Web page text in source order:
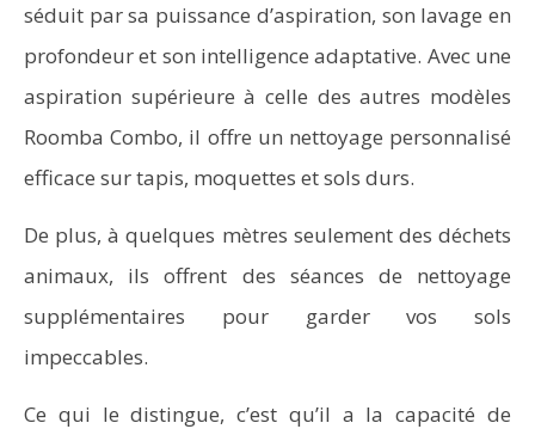
séduit par sa puissance d’aspiration, son lavage en
profondeur et son intelligence adaptative. Avec une
aspiration supérieure à celle des autres modèles
Roomba Combo, il offre un nettoyage personnalisé
efficace sur tapis, moquettes et sols durs.
De plus, à quelques mètres seulement des déchets
animaux, ils offrent des séances de nettoyage
supplémentaires pour garder vos sols
impeccables.
Ce qui le distingue, c’est qu’il a la capacité de